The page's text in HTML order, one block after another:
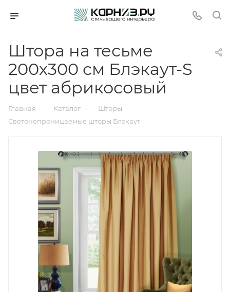
Штора на тесьме
200х300 см Блэкаут-S
цвет абрикосовый
Главная — Каталог — Шторы —
Светонепроницаемые шторы Блэкаут